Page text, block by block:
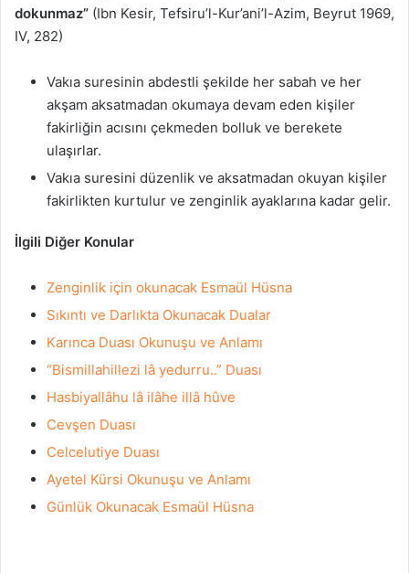
dokunmaz” (Ibn Kesir, Tefsiru’l-Kur’ani’l-Azim, Beyrut 1969,
IV, 282)
Vakıa suresinin abdestli şekilde her sabah ve her
akşam aksatmadan okumaya devam eden kişiler
fakirliğin acısını çekmeden bolluk ve berekete
ulaşırlar.
Vakıa suresini düzenlik ve aksatmadan okuyan kişiler
fakirlikten kurtulur ve zenginlik ayaklarına kadar gelir.
İlgili Diğer Konular
Zenginlik için okunacak Esmaül Hüsna
Sıkıntı ve Darlıkta Okunacak Dualar
Karınca Duası Okunuşu ve Anlamı
“Bismillahillezi lâ yedurru..” Duası
Hasbiyallâhu lâ ilâhe illâ hûve
Cevşen Duası
Celcelutiye Duası
Ayetel Kürsi Okunuşu ve Anlamı
Günlük Okunacak Esmaül Hüsna